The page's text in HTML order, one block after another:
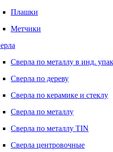
Плашки
Метчики
Сверла по металлу в инд.
Сверла по дереву
Сверла по керамике и стеклу
Сверла по металлу
Сверла по металлу TIN
Сверла центровочные